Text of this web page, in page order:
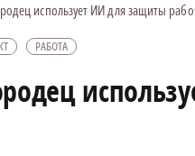
использует ИИ для защиты
РАБОТА